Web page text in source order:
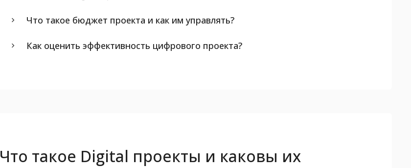
Что такое бюджет проекта и как им управлять?
Как оценить эффективность цифрового проекта?
Что такое Digital проекты и каковы их